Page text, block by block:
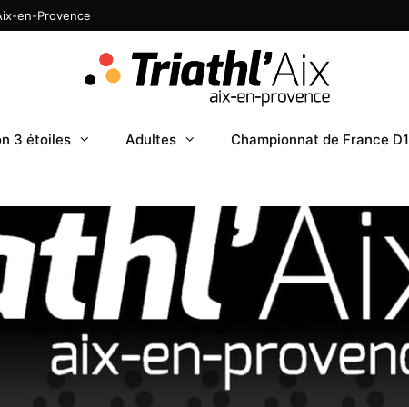
en-Provence
3 étoiles Adultes Championnat de France D1